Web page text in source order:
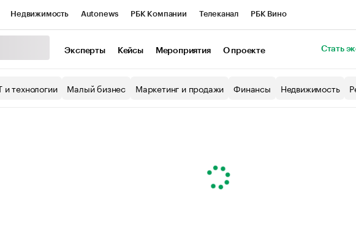
Недвижимость Autonews РБК Компании Телеканал РБК Вино
Экономика Бизнес
Эксперты Кейсы Мероприятия О проекте Стать
и технологии Малый бизнес Маркетинг и продажи Финансы Недвижимость